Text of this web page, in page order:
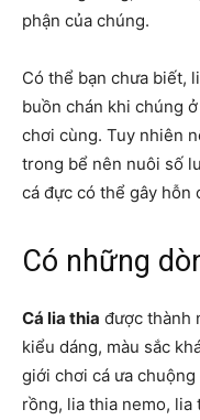
phận của chúng.
Có thể bạn chưa biết,
buồn chán khi chúng
chơi cùng. Tuy nhiên
trong bể nên nuôi số
cá đực có thể gây hỗn
Có những
Cá lia thia được thành
kiểu dáng, màu sắc
giới chơi cá ưa
rồng, lia thia nemo, lia